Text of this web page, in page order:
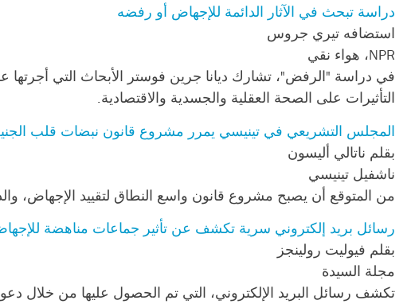
دراسة تبحث في الآثار الدائمة للإجهاض أو رفضه
استضافه تيري جروس
NPR، هواء نقي
التأثيرات على الصحة العقلية والجسدية والاقتصادية.
المجلس التشريعي في تينيسي يمرر مشروع قانون نبضات قلب
بقلم ناتالي أليسون
ناشفيل تينيسي
من المتوقع أن يصبح مشروع قانون واسع النطاق لتقييد الإجهاض،
رسائل بريد إلكتروني سرية تكشف عن تأثير جماعات مناهضة
بقلم فيوليت رولينجز
مجلة السيدة
تكشف رسائل البريد الإلكتروني، التي تم الحصول عليها من خلال